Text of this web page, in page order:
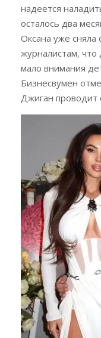
надеется
осталось два
Оксана уже сняла
журналистам, что
мало внимания
Бизнесвумен
Джиган проводит